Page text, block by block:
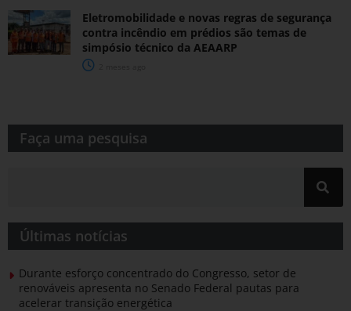
Eletromobilidade e novas regras de segurança
contra incêndio em prédios são temas de
simpósio técnico da AEAARP
Faça uma pesquisa​​
Últimas notícias
Durante esforço concentrado do Congresso, setor de
renováveis apresenta no Senado Federal pautas para
acelerar transição energética